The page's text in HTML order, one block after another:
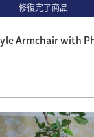
修復完了商品
Armchair with